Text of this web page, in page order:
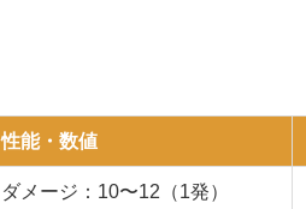
性能・数値
ダメージ：10〜12（1発）